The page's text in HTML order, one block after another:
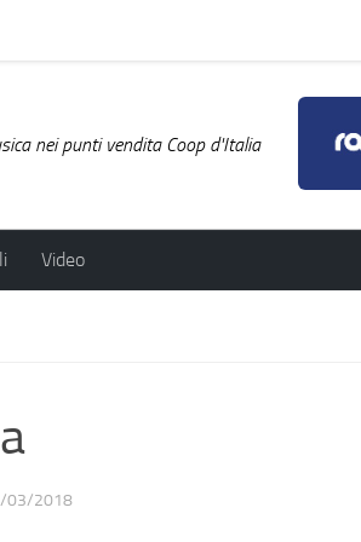
nei punti vendita Coop d'Italia
Video
03/2018